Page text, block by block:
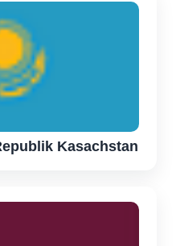
Kasachstan